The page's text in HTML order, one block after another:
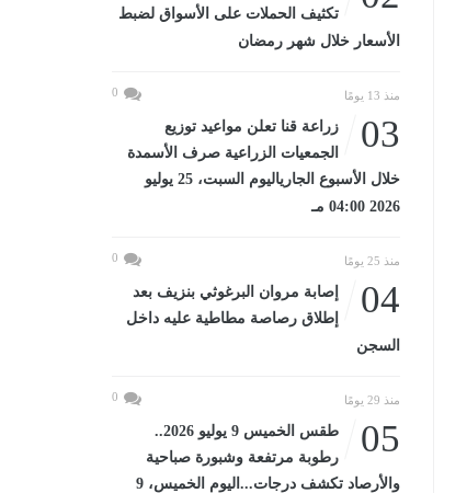
تكثيف الحملات على الأسواق لضبط
الأسعار خلال شهر رمضان
منذ 13 يومًا 0
03
زراعة قنا تعلن مواعيد توزيع
الجمعيات الزراعية صرف الأسمدة
خلال الأسبوع الجارياليوم السبت، 25 يوليو
2026 04:00 مـ
منذ 25 يومًا 0
04
إصابة مروان البرغوثي بنزيف بعد
إطلاق رصاصة مطاطية عليه داخل
السجن
منذ 29 يومًا 0
05
طقس الخميس 9 يوليو 2026..
رطوبة مرتفعة وشبورة صباحية
والأرصاد تكشف درجات...اليوم الخميس، 9